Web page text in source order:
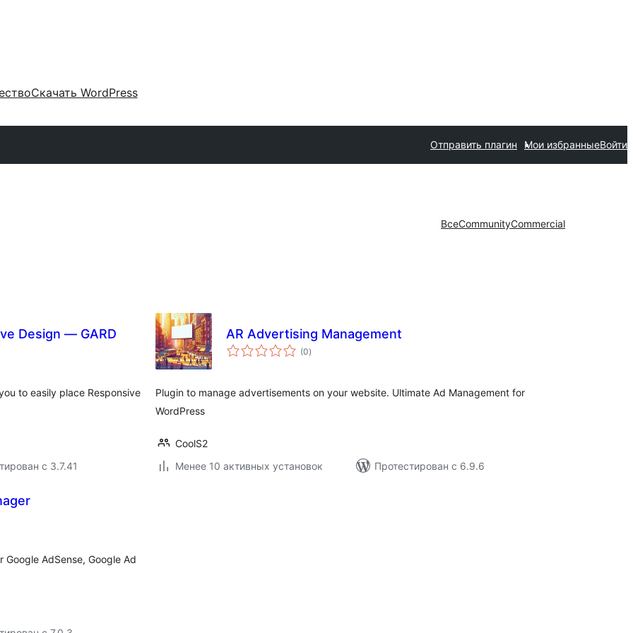
Скачать WordPress
Отправить плагин Мои избранныеВойти
ВсеCommunityCommercial
Design — GARD
to easily place Responsive
с 3.7.41
AR Advertising Management
(0общий
рейтинг
)
Plugin to manage advertisements on your website. Ultimate Ad Management for
WordPress
CoolS2
Менее 10 активных установок
Протестирован с 6.9.6
AdSense, Google Ad